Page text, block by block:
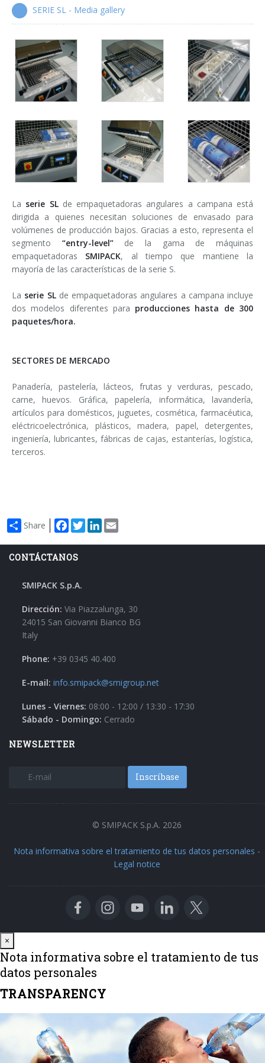
Enfardadoras automáticas con lance de film
Serie XP
Encartonadoras wrap-around
Serie WPS
Colocadoras automáticas de asas
Serie HA
SERIE SL - Media gallery
La serie SLde empaquetadoras angulares a campana está
dirigida a quienes necesitan soluciones de envasado para
volúmenes de producción bajos. Gracias a esto, representa el
segmento “entry-level”de la gama de máquinas
empaquetadoras SMIPACK, al tiempo que mantiene la
mayoría de las características de la serie S.
La serie SLde empaquetadoras angulares a campana incluye
dos modelos diferentes para producciones hasta de 300
paquetes/hora.
SECTORES DE MERCADO
Panadería, pastelería, lácteos, frutas y verduras, pescado,
carne, huevos. Gráfica, papelería, informática, lavandería,
artículos para domésticos, juguetes, cosmética, farmacéutica,
eléctricoelectrónica, plásticos, madera, papel, detergentes,
ingeniería, lubricantes, fábricas de cajas, estanterías, logística,
terceros.
Share Facebook
TwitterLinkedIn
CONTÁCTANOS
SMIPACK S.p.A.
Dirección: Via Piazzalunga, 30
24015 San Giovanni Bianco BG
Italy
Phone: +39 0345 40.400
E-mail: info.smipack@smigroup.net
Lunes - Viernes: 08:00 - 12:00 / 13:30 - 17:30
Sábado - Domingo: Cerrado
NEWSLETTER
Inscríbase
© SMIPACK S.p.A. 2026
Nota informativa sobre el tratamiento de tus datos personales -
Legal notice
×
Nota informativa sobre el tratamiento de tus
datos personales
TRANSPARENCY